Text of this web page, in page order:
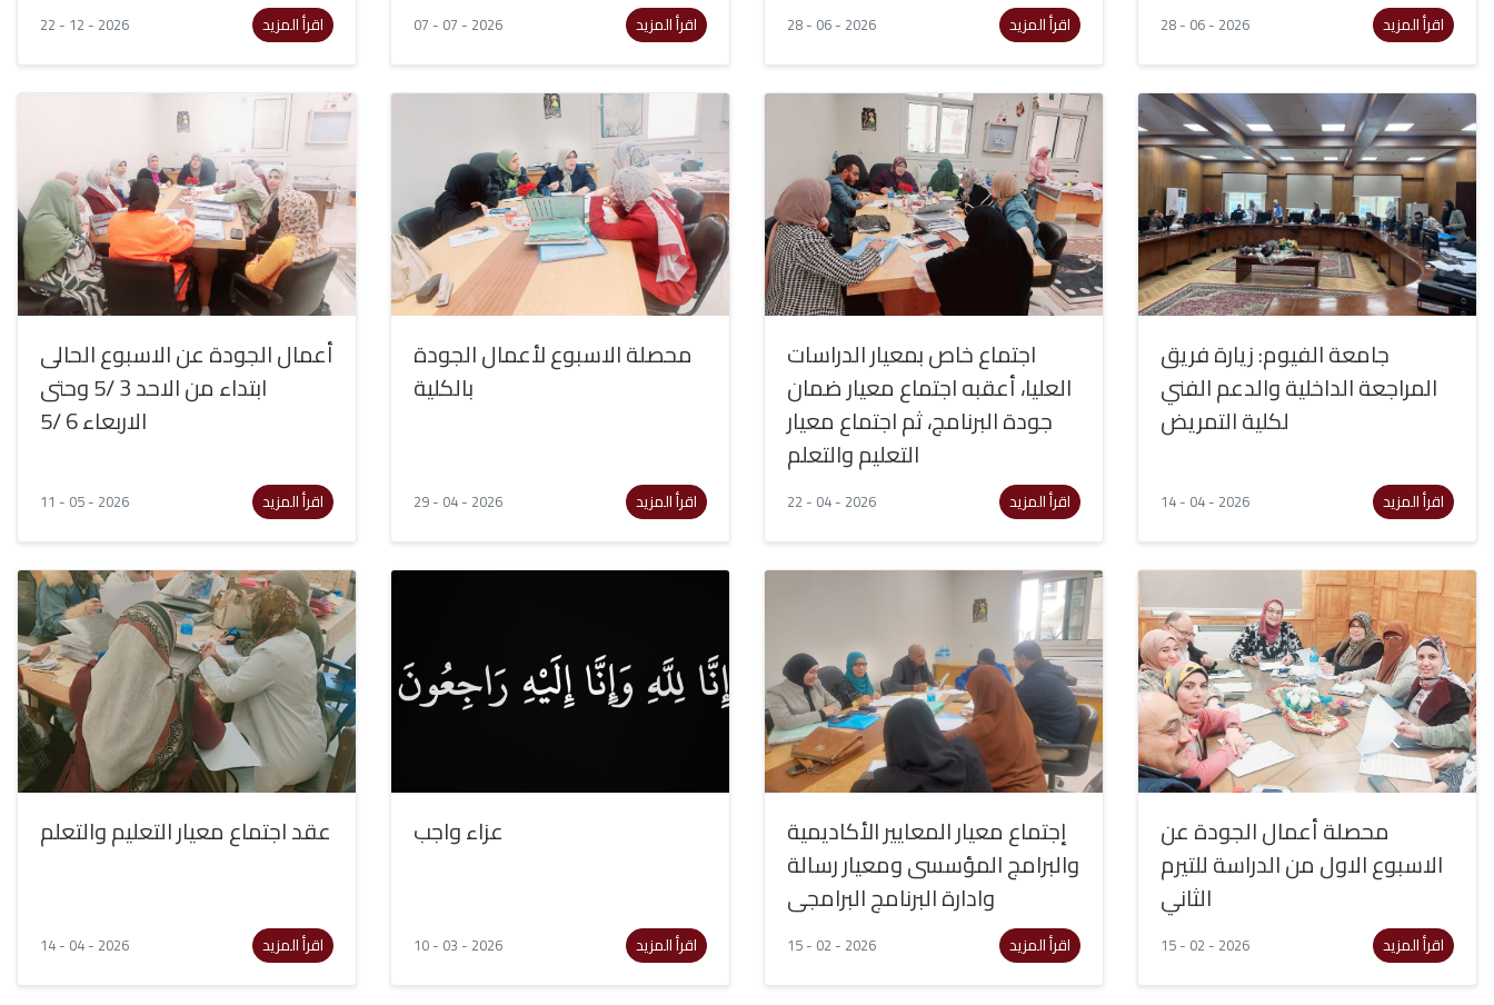
22 - 12 - 2026 اقرأ المزيد 07 - 07 - 2026 اقرأ المزيد 28 - 06 - 2026 اقرأ المزيد 28 - 06 - 2026 اقرأ المزيد
أعمال الجودة عن الاسبوع الحالى
ابتداء من الاحد 3 /5 وحتى
الاربعاء 6 /5
11 - 05 - 2026 اقرأ المزيد
محصلة الاسبوع لأعمال الجودة
بالكلية
29 - 04 - 2026 اقرأ المزيد
اجتماع خاص بمعيار الدراسات
العليا، أعقبه اجتماع معيار ضمان
جودة البرنامج، ثم اجتماع معيار
التعليم والتعلم
22 - 04 - 2026 اقرأ المزيد
جامعة الفيوم: زيارة فريق
المراجعة الداخلية والدعم الفني
لكلية التمريض
14 - 04 - 2026 اقرأ المزيد
عقد اجتماع معيار التعليم والتعلم
14 - 04 - 2026 اقرأ المزيد
عزاء واجب
10 - 03 - 2026 اقرأ المزيد
إجتماع معيار المعايير الأكاديمية
والبرامج المؤسسى ومعيار رسالة
وادارة البرنامج البرامجى
15 - 02 - 2026 اقرأ المزيد
محصلة أعمال الجودة عن
الاسبوع الاول من الدراسة للتيرم
الثاني
15 - 02 - 2026 اقرأ المزيد